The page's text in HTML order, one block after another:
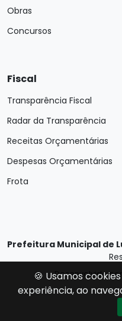
Obras
Concursos
Fiscal
Transparência Fiscal
Radar da Transparência
Receitas Orçamentárias
Despesas Orçamentárias
Frota
Prefeitura Municipal de
Desenvolvido
🍪 Usamos
experiência, ao